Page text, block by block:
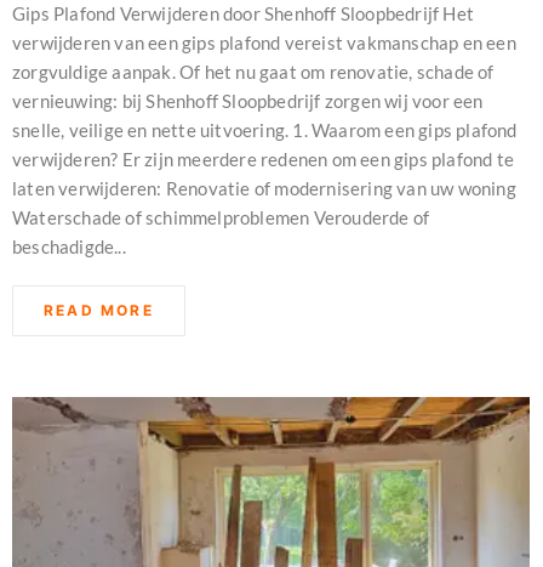
Gips Plafond Verwijderen door Shenhoff Sloopbedrijf Het
verwijderen van een gips plafond vereist vakmanschap en een
zorgvuldige aanpak. Of het nu gaat om renovatie, schade of
vernieuwing: bij Shenhoff Sloopbedrijf zorgen wij voor een
snelle, veilige en nette uitvoering. 1. Waarom een gips plafond
verwijderen? Er zijn meerdere redenen om een gips plafond te
laten verwijderen: Renovatie of modernisering van uw woning
Waterschade of schimmelproblemen Verouderde of
beschadigde...
READ MORE